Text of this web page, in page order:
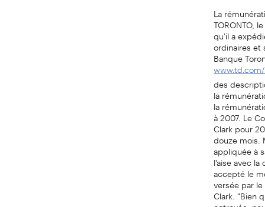
La
TORONTO,
qu'il a
ordinaires et
Banque
des
la
la
à 2007. Le
Clark pour
douze mois.
appliquée à
l'aise avec
accepté le
versée par
Clark. "Bien
octroyée,